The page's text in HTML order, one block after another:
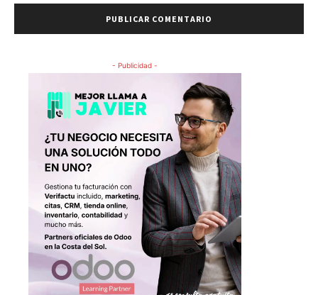
- Publicidad -